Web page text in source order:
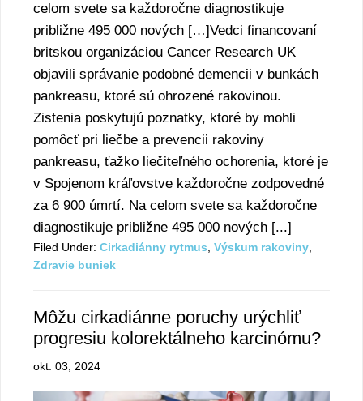
celom svete sa každoročne diagnostikuje
približne 495 000 nových […]Vedci financovaní
britskou organizáciou Cancer Research UK
objavili správanie podobné demencii v bunkách
pankreasu, ktoré sú ohrozené rakovinou.
Zistenia poskytujú poznatky, ktoré by mohli
pomôcť pri liečbe a prevencii rakoviny
pankreasu, ťažko liečiteľného ochorenia, ktoré je
v Spojenom kráľovstve každoročne zodpovedné
za 6 900 úmrtí. Na celom svete sa každoročne
diagnostikuje približne 495 000 nových [...]
Filed Under: Cirkadiánny rytmus Výskum rakoviny
Zdravie buniek
Môžu cirkadiánne poruchy urýchliť
progresiu kolorektálneho karcinómu?
okt. 03, 2024